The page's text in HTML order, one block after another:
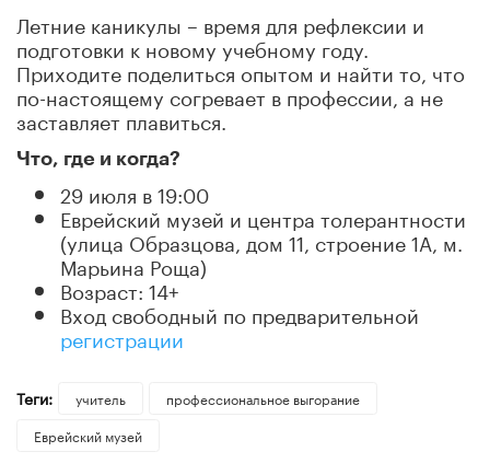
Летние каникулы – время для рефлексии и
подготовки к новому учебному году.
Приходите поделиться опытом и найти то, что
по-настоящему согревает в профессии, а не
заставляет плавиться.
Что, где и когда?
29 июля в 19:00
Еврейский музей и центра толерантности
(улица Образцова, дом 11, строение 1А, м.
Марьина Роща)
Возраст: 14+
Вход свободный по предварительной
регистрации
Теги: учитель
профессиональное выгорание
Еврейский музей